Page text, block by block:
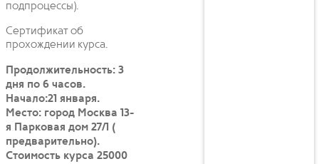
подпроцессы).
Сертификат об
прохождении курса.
Продолжительность: 3
дня по 6 часов.
Начало:21 января.
Место: город Москва 13-
я Парковая дом 27/1 (
предварительно).
Стоимость курса 25000